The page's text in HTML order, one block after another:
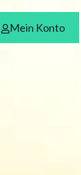
Mein Konto